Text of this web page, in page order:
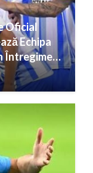
Oficial
Echipa
Întregime…